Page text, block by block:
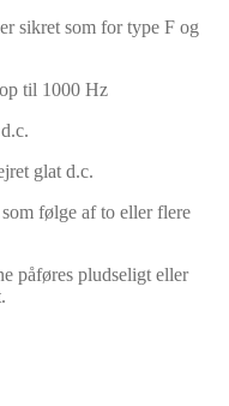
sikret som for type F og
til 1000 Hz
glat d.c.
følge af to eller flere
påføres pludseligt eller